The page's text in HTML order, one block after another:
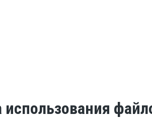
использования